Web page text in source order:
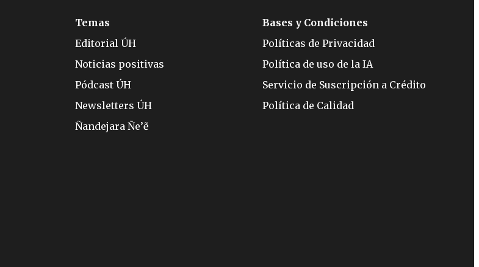
Temas
Editorial ÚH
Noticias positivas
Pódcast ÚH
Newsletters ÚH
Ñandejara Ñe’ẽ
Bases y Condiciones
Políticas de Privacidad
Política de uso de la IA
Servicio de Suscripción a Crédito
Política de Calidad